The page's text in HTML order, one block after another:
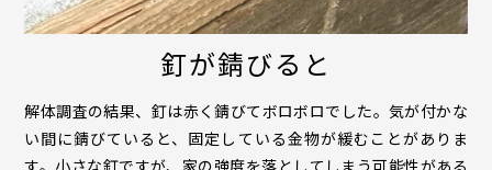
釘が錆びると
解体調査の結果、釘は赤く錆びてボロボロでした。気が付かな
い間に錆びていると、固定している金物が緩むことがありま
す。小さな釘ですが、家の強度を落としてしまう可能性がある